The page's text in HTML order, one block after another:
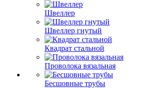
Швеллер
Швеллер гнутый
Квадрат стальной
Проволока вязальная
Бесшовные трубы